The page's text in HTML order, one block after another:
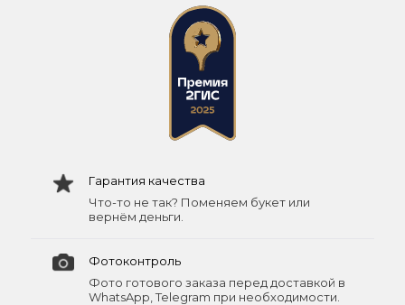
Гарантия качества
Что-то не так? Поменяем букет или
вернём деньги.
Фотоконтроль
Фото готового заказа перед доставкой в
WhatsApp, Telegram при необходимости.